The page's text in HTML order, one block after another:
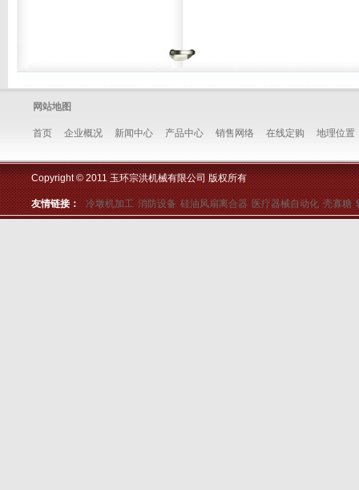
网站地图
首页 企业概况 新闻中心 产品中心 销售网络 在线定购 地理位置
Copyright © 2011 玉环宗洪机械有限公司 版权所有
友情链接： 冷墩机加工 消防设备 硅油风扇离合器 医疗器械自动化 壳寡糖